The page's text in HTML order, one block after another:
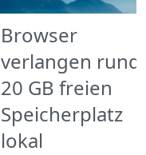
Browser
verlangen rund
20 GB freien
Speicherplatz
lokal